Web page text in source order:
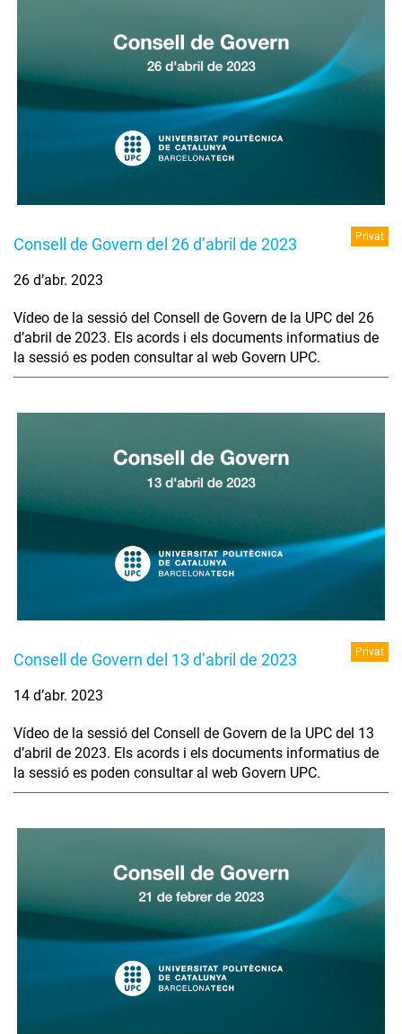
Consell de Govern del 26 d’abril de 2023 Privat
26 d’abr. 2023
Vídeo de la sessió del Consell de Govern de la UPC del 26
d’abril de 2023. Els acords i els documents informatius de
la sessió es poden consultar al web Govern UPC.
Consell de Govern del 13 d’abril de 2023 Privat
14 d’abr. 2023
Vídeo de la sessió del Consell de Govern de la UPC del 13
d’abril de 2023. Els acords i els documents informatius de
la sessió es poden consultar al web Govern UPC.